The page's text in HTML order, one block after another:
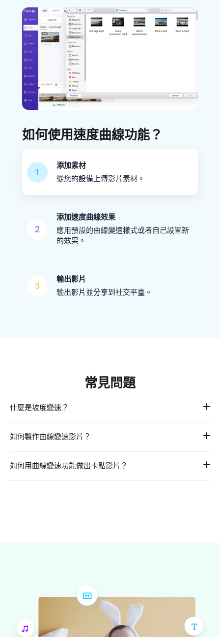
如何使用速度曲線功能？
1
添加素材
從您的設備上傳影片素材。
2
添加速度曲線效果
應用預設的曲線變速樣式或者自己設置新
的效果。
3
輸出影片
輸出影片並分享到社交平臺。
常見問題
什麼是坡度變速？
來創造戲劇感、興奮感或緊張感。
如何製作曲線變速影片？
素材，添加到時間線上，點擊畫布上方的【速度】按鈕，選擇
【曲綫速度】，然後選擇預設樣式或者自定義效果就可以了。
如何用曲線變速功能做出卡點影片？